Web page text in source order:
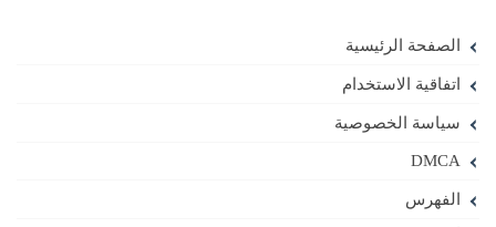
الصفحة الرئيسية
اتفاقية الاستخدام
سياسة الخصوصية
DMCA
الفهرس